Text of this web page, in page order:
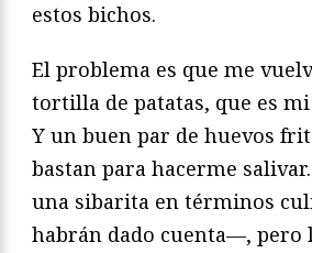
estos bichos.
El problema es que me
tortilla de patatas, que es
Y un buen par de huevos
bastan para hacerme
una sibarita en términos
habrán dado cuenta—, pero